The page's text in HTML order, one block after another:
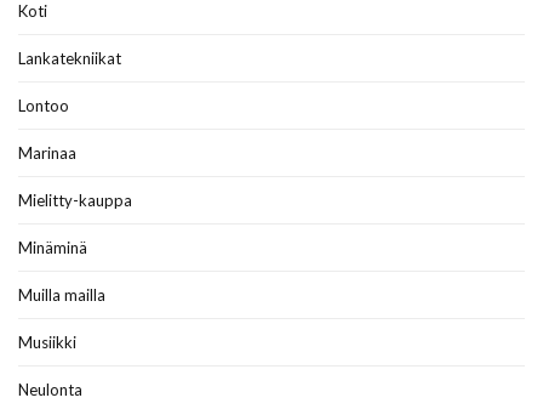
Koti
Lankatekniikat
Lontoo
Marinaa
Mielitty-kauppa
Minäminä
Muilla mailla
Musiikki
Neulonta